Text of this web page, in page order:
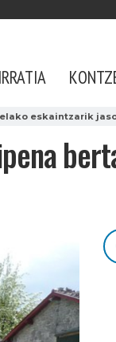
IRRATIA
eskaintzarik